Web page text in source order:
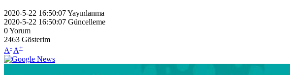
2020-5-22 16:50:07Yayınlanma
2020-5-22 16:50:07 Güncelleme
0Yorum
2463 Gösterim
A- A+